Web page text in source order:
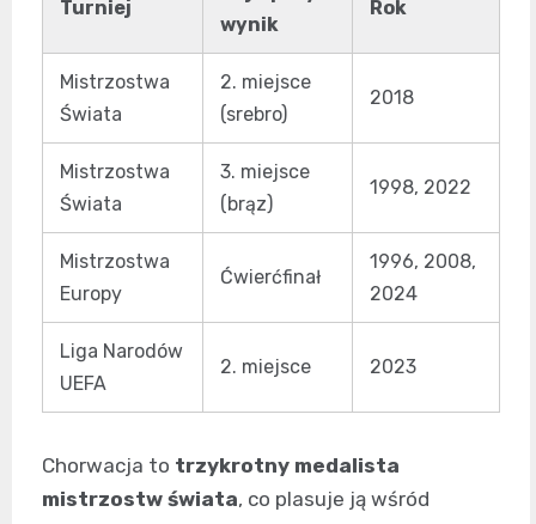
Turniej
wynik
Rok
Mistrzostwa
Świata
2. miejsce
(srebro)
2018
Mistrzostwa
Świata
3. miejsce
(brąz)
1998, 2022
Mistrzostwa
Europy
Ćwierćfinał
1996, 2008,
2024
Liga Narodów
UEFA
2. miejsce 2023
Chorwacja to trzykrotny medalista
mistrzostw świata, co plasuje ją wśród